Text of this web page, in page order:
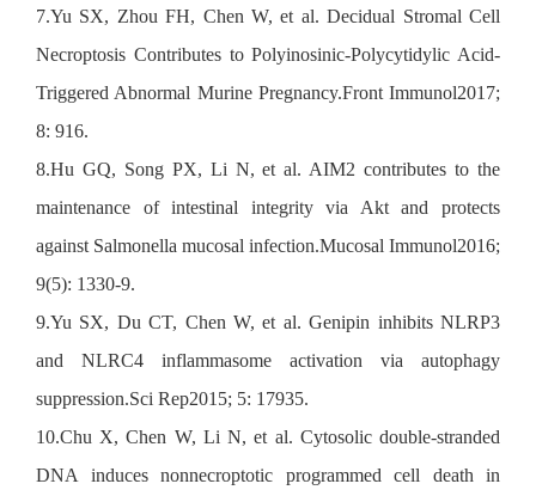
7.Yu SX, Zhou FH, Chen W, et al. Decidual Stromal Cell
Necroptosis Contributes to Polyinosinic-Polycytidylic Acid-
Triggered Abnormal Murine Pregnancy.Front Immunol2017;
8: 916.
8.Hu GQ, Song PX, Li N, et al. AIM2 contributes to the
maintenance of intestinal integrity via Akt and protects
against Salmonella mucosal infection.Mucosal Immunol2016;
9(5): 1330-9.
9.Yu SX, Du CT, Chen W, et al. Genipin inhibits NLRP3
and NLRC4 inflammasome activation via autophagy
suppression.Sci Rep2015; 5: 17935.
10.Chu X, Chen W, Li N, et al. Cytosolic double-stranded
DNA induces nonnecroptotic programmed cell death in